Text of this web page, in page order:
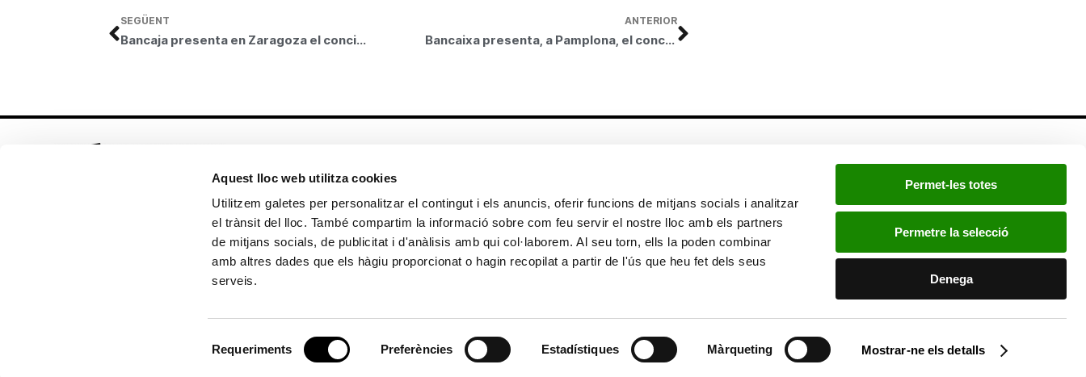
Aquest lloc web utilitza cookies
Utilitzem galetes per personalitzar el contingut i els anuncis, oferir funcions de mitjans socials i analitzar
el trànsit del lloc. També compartim la informació sobre com feu servir el nostre lloc amb els partners
de mitjans socials, de publicitat i d'anàlisis amb qui col·laborem. Al seu torn, ells la poden combinar
amb altres dades que els hàgiu proporcionat o hagin recopilat a partir de l'ús que heu fet dels seus
serveis.
Requeriments Preferències Estadístiques Màrqueting Mostrar-ne els detalls
Permet-les totes
Permetre la selecció
Denega
ANTERIOR
Bancaixa presenta, a Pamplona, el concert “Retaule de Nadal”
SEGÜENT
Bancaja presenta en Zaragoza el concierto “Retablo de Navidad”
Comunicació
Sol·licitud d’imatges de la col·lecció
d’art
Colecció d’art
Publicacions
Si quieres estar a la última, inscríbete a nuestra
newsletter:
política de privacidad